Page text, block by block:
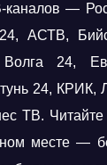
—
АСТВ,
24,
24, КРИК,
ТВ. Читайте
месте —